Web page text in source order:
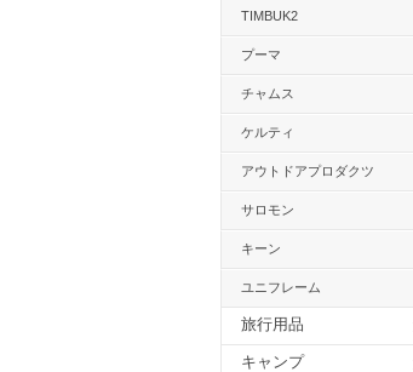
TIMBUK2
プーマ
チャムス
ケルティ
アウトドアプロダクツ
サロモン
キーン
ユニフレーム
旅行用品
キャンプ